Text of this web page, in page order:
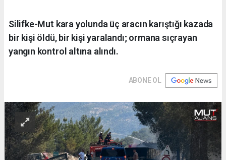
Silifke-Mut kara yolunda üç aracın karıştığı kazada
bir kişi öldü, bir kişi yaralandı; ormana sıçrayan
yangın kontrol altına alındı.
ABONE OL